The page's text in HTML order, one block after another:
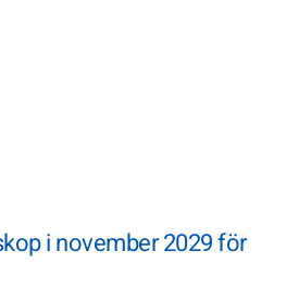
i november 2029 för